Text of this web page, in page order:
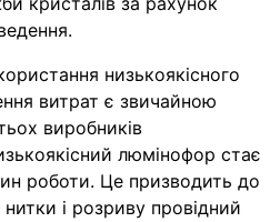
низькоякісного
витрат є звичайною
виробників
люмінофор стає
роботи. Це призводить до
і розриву провідний